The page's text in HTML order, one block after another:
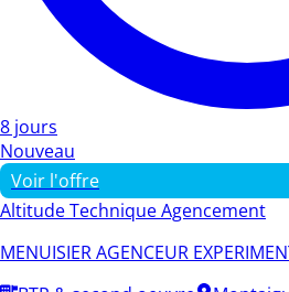
8 jours
Nouveau
Voir l'offre
Altitude Technique Agencement
MENUISIER AGENCEUR